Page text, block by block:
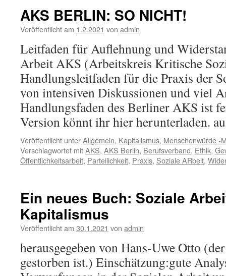
AKS BERLIN: SO NICHT!
Veröffentlicht am 1.2.2021 von admin
Leitfaden für Auflehnung und
Arbeit AKS (Arbeitskreis Kritische
Handlungsleitfaden für die Praxis der
von intensiven Diskussionen und viel
Handlungsfaden des Berliner AKS ist
Version könnt ihr hier herunterladen.
Veröffentlicht unterAllgemein, Kapitalismus, Menschenwürde -
Verschlagwortet mitAKS, AKS Berlin, Berufsverband, Ethik,
Öffentlichkeitsarbeit, Parteilichkeit, Praxis, Soziale ARbeit,
Ein neues Buch: Soziale
Kapitalismus
Veröffentlicht am 30.1.2021 von admin
herausgegeben von Hans-Uwe Otto
gestorben ist.) Einschätzung:gute